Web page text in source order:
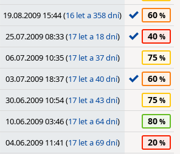
19.08.2009 15:44 (16 let a 358 dní) 60
25.07.2009 08:33 (17 let a 18 dní) 40
06.07.2009 10:35 (17 let a 37 dní) 75
03.07.2009 18:37 (17 let a 40 dní) 60
30.06.2009 10:54 (17 let a 43 dní) 75
10.06.2009 03:46 (17 let a 64 dní) 80
04.06.2009 11:41 (17 let a 69 dní) 20